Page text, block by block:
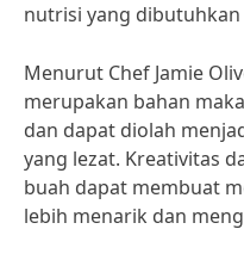
nutrisi yang
Menurut Chef Jamie
merupakan bahan
dan dapat diolah
yang lezat. Kreativitas
buah dapat membuat
lebih menarik dan